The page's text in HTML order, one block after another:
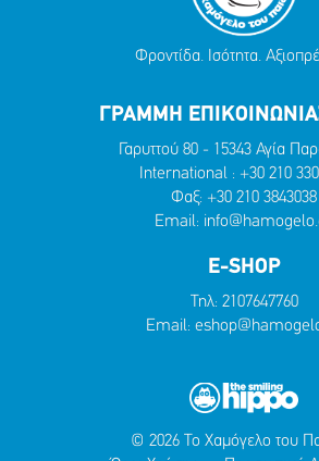
Φροντίδα. Ισότητα.
ΓΡΑΜΜΗ
Γαρυττού 80 - 15343 Αγία
International : +30 210
Φαξ: +30 210 3843038
Email:
E-SHOP
Τηλ: 2107647760
Email:
© 2026 Το Χαμόγελο του